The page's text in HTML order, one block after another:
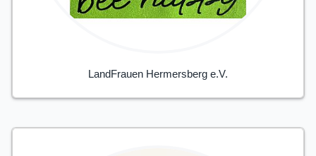
LandFrauen Hermersberg e.V.